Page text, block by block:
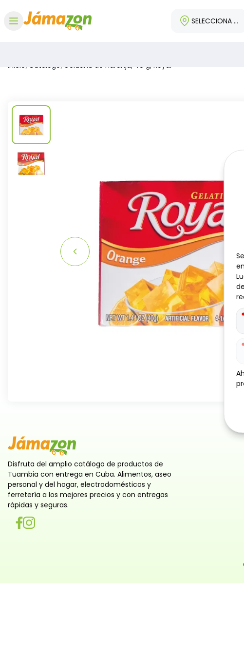
SELECCIONA TU
Inicio/ Catálogo/ Gelatina de naranja, 40 g, Royal
Disfruta del amplio catálogo de productos de
Tuambia con entrega en Cuba. Alimentos, aseo
personal y del hogar, electrodomésticos y
ferretería a los mejores precios y con entregas
rápidas y seguras.